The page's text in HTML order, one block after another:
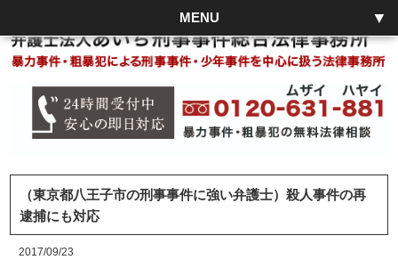
MENU
（東京都八王子市の刑事事件に強い弁護士）殺人事件の再
逮捕にも対応
2017/09/23